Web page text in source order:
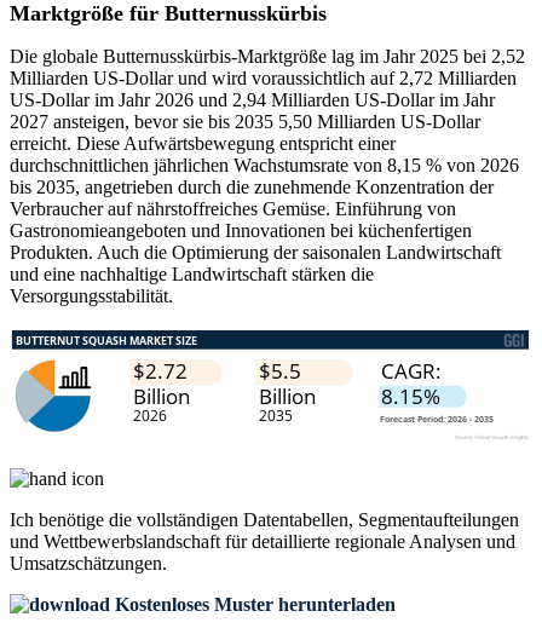
Marktgröße für Butternusskürbis
Die globale Butternusskürbis-Marktgröße lag im Jahr 2025 bei 2,52
Milliarden US-Dollar und wird voraussichtlich auf 2,72 Milliarden
US-Dollar im Jahr 2026 und 2,94 Milliarden US-Dollar im Jahr
2027 ansteigen, bevor sie bis 2035 5,50 Milliarden US-Dollar
erreicht. Diese Aufwärtsbewegung entspricht einer
durchschnittlichen jährlichen Wachstumsrate von 8,15 % von 2026
bis 2035, angetrieben durch die zunehmende Konzentration der
Verbraucher auf nährstoffreiches Gemüse. Einführung von
Gastronomieangeboten und Innovationen bei küchenfertigen
Produkten. Auch die Optimierung der saisonalen Landwirtschaft
und eine nachhaltige Landwirtschaft stärken die
Versorgungsstabilität.
Ich benötige die vollständigen Datentabellen, Segmentaufteilungen
und Wettbewerbslandschaft für detaillierte regionale Analysen und
Umsatzschätzungen.
Kostenloses Muster herunterladen